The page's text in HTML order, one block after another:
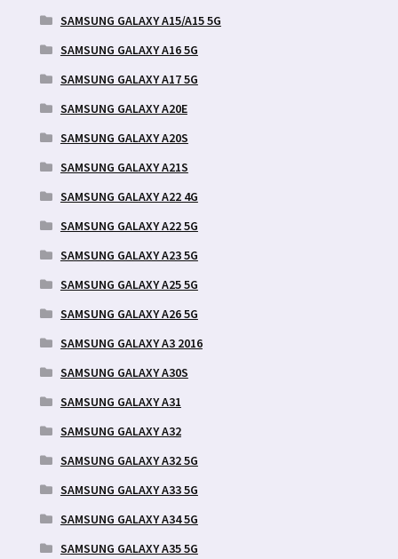
SAMSUNG GALAXY A15/A15 5G
SAMSUNG GALAXY A16 5G
SAMSUNG GALAXY A17 5G
SAMSUNG GALAXY A20E
SAMSUNG GALAXY A20S
SAMSUNG GALAXY A21S
SAMSUNG GALAXY A22 4G
SAMSUNG GALAXY A22 5G
SAMSUNG GALAXY A23 5G
SAMSUNG GALAXY A25 5G
SAMSUNG GALAXY A26 5G
SAMSUNG GALAXY A3 2016
SAMSUNG GALAXY A30S
SAMSUNG GALAXY A31
SAMSUNG GALAXY A32
SAMSUNG GALAXY A32 5G
SAMSUNG GALAXY A33 5G
SAMSUNG GALAXY A34 5G
SAMSUNG GALAXY A35 5G